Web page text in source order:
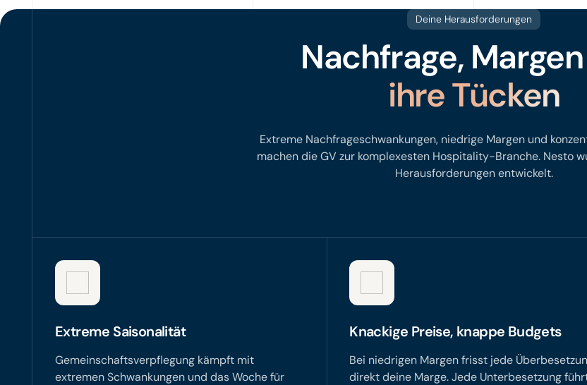
Deine Herausforderungen
Nachfrage,
ihre Tücken
Extreme Nachfrageschwankungen, niedrige Margen und
machen die GV zur komplexesten Hospitality-Branche. Nesto
Herausforderungen entwickelt.
Extreme Saisonalität
Gemeinschaftsverpflegung kämpft mit
extremen Schwankungen und das Woche für
Knackige Preise, knappe Budgets
Bei niedrigen Margen frisst jede
direkt deine Marge. Jede Unterbesetzung